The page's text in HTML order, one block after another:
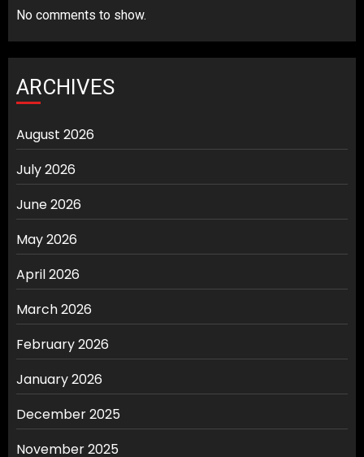
No comments to show.
ARCHIVES
August 2026
July 2026
June 2026
May 2026
April 2026
March 2026
February 2026
January 2026
December 2025
November 2025